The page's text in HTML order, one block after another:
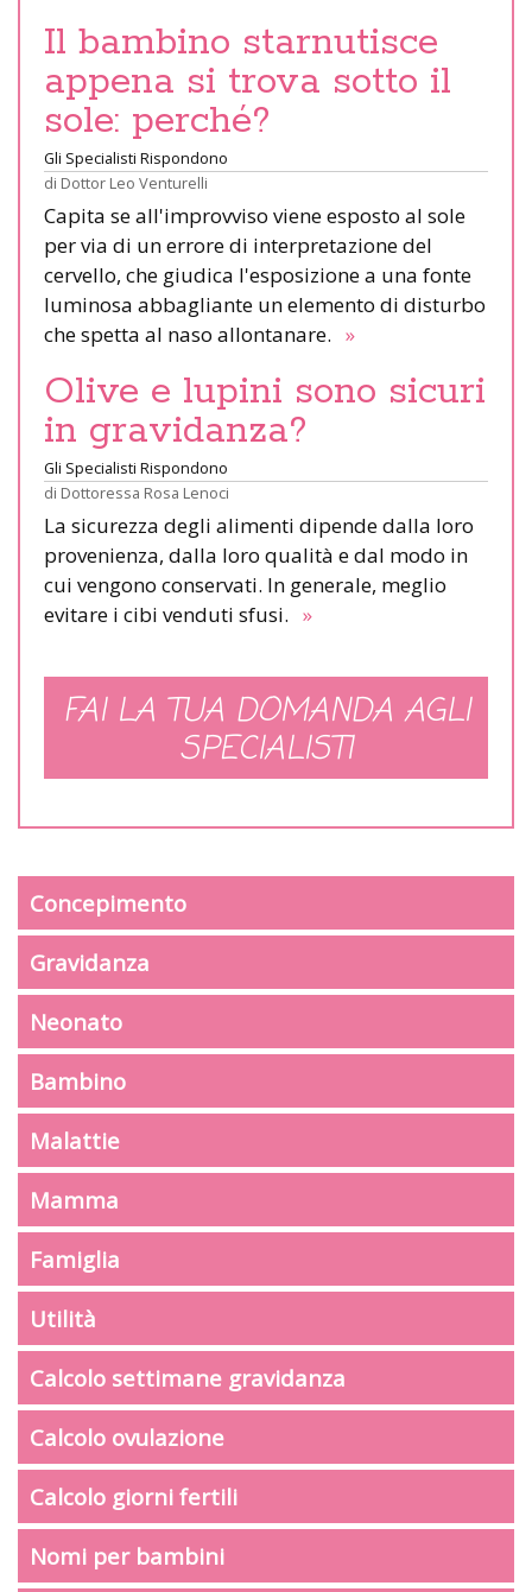
Il bambino starnutisce
appena si trova sotto il
sole: perché?
Gli Specialisti Rispondono
di Dottor Leo Venturelli
Capita se all'improvviso viene esposto al sole
per via di un errore di interpretazione del
cervello, che giudica l'esposizione a una fonte
luminosa abbagliante un elemento di disturbo
che spetta al naso allontanare. »
Olive e lupini sono sicuri
in gravidanza?
Gli Specialisti Rispondono
di Dottoressa Rosa Lenoci
La sicurezza degli alimenti dipende dalla loro
provenienza, dalla loro qualità e dal modo in
cui vengono conservati. In generale, meglio
evitare i cibi venduti sfusi. »
FAI LA TUA DOMANDA AGLI
SPECIALISTI
Concepimento
Gravidanza
Neonato
Bambino
Malattie
Mamma
Famiglia
Utilità
Calcolo settimane gravidanza
Calcolo ovulazione
Calcolo giorni fertili
Nomi per bambini